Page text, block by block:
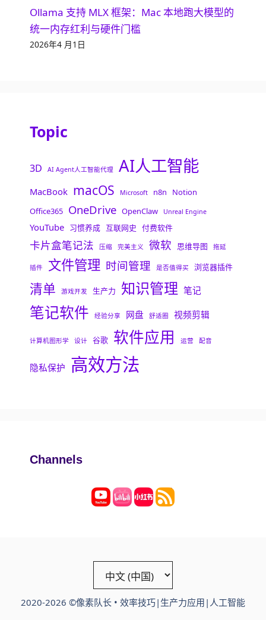
Ollama 支持 MLX 框架：Mac 本地跑大模型的
统一内存红利与硬件门槛
2026年4 月1日
Topic
3D AI Agent人工智能代理 AI人工智能
MacBook macOS Microsoft n8n
Notion
Office365 OneDrive OpenClaw Unreal Engine
YouTube 习惯养成 互联网史 付费软件
卡片盒笔记法 压缩 完美主义 微软 思维导图 拖延
插件 文件管理 时间管理 是否值得买 浏览器插件
清单 游戏开发 生产力 知识管理 笔记
笔记软件 经验分享 网盘 舒适圈 视频剪辑
计算机图形学 设计 谷歌 软件应用 运营 配音
隐私保护 高效方法
Channels
language
2020-2026 ©像素队长 • 效率技巧|生产力应用|人工智能